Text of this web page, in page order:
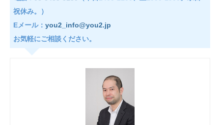
祝休み。）
Eメール： you2_info@you2.jp
お気軽にご相談ください。